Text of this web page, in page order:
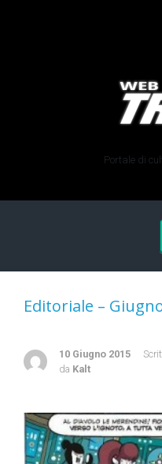
Portale di
Editoriale –
10 Giugno 2015
da Kalt